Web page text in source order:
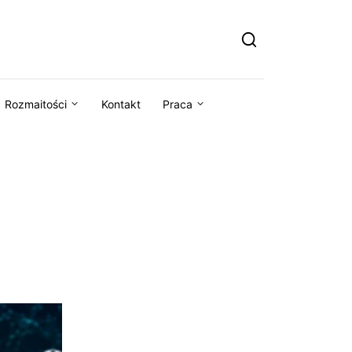
Rozmaitości Kontakt Praca